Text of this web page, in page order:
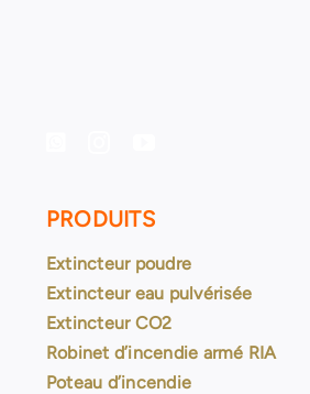
PRODUITS
Extincteur poudre
Extincteur eau pulvérisée
Extincteur CO2
Robinet d’incendie armé RIA
Poteau d’incendie